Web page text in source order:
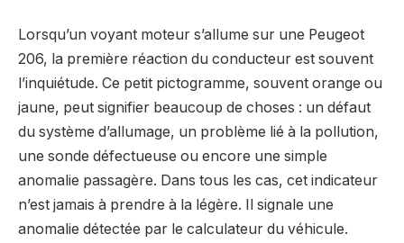
Lorsqu’un voyant moteur s’allume sur une Peugeot
206, la première réaction du conducteur est souvent
l’inquiétude. Ce petit pictogramme, souvent orange ou
jaune, peut signifier beaucoup de choses : un défaut
du système d’allumage, un problème lié à la pollution,
une sonde défectueuse ou encore une simple
anomalie passagère. Dans tous les cas, cet indicateur
n’est jamais à prendre à la légère. Il signale une
anomalie détectée par le calculateur du véhicule.